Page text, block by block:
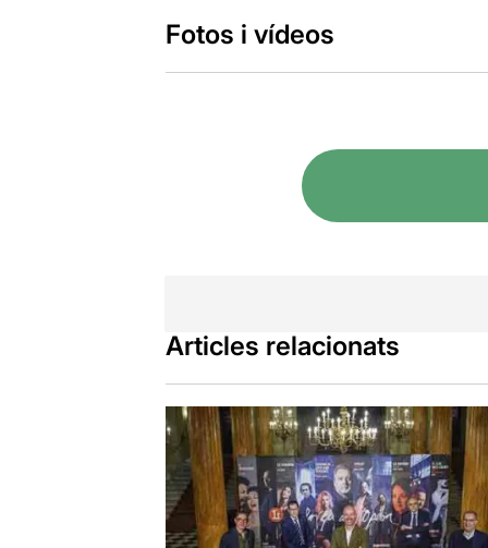
Fotos i vídeos
Articles relacionats